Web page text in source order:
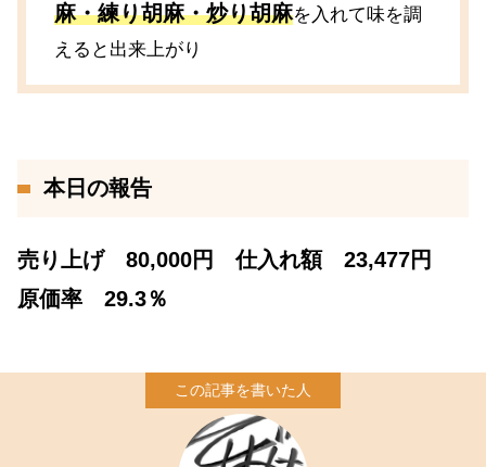
麻・練り胡麻・炒り胡麻を入れて味を調
えると出来上がり
本日の報告
売り上げ 80,000円 仕入れ額 23,477円
原価率 29.3％